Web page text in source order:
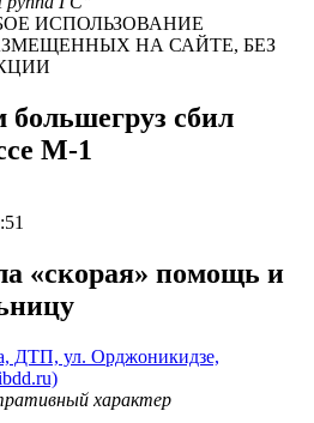
ИСПОЛЬЗОВАНИЕ
НА САЙТЕ, БЕЗ
сбил
М-1
«скорая» помощь и
характер